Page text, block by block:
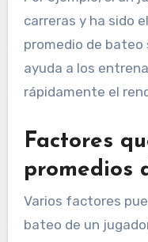
carreras y ha sido
promedio de bateo
ayuda a los
rápidamente el
Factores
promedios
Varios factores
bateo de un